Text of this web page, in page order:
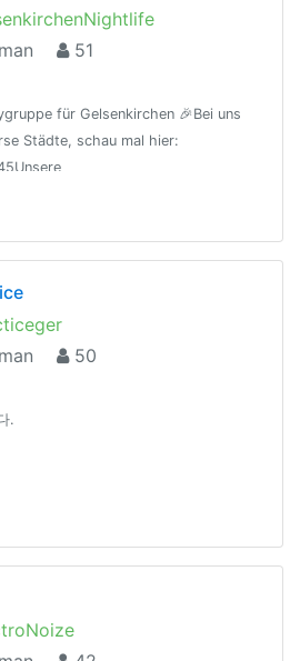
51
für Gelsenkirchen 🎉Bei uns
Städte, schau mal hier:
44Offtopic
50
.